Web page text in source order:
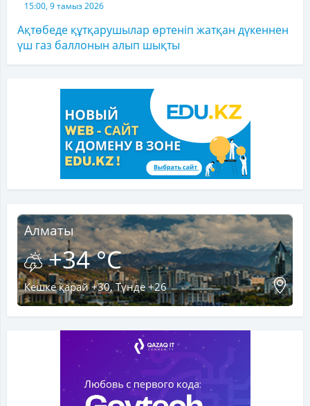
15:00, 9 тамыз 2026
Ақтөбеде құтқарушылар өртеніп жатқан дүкеннен
үш газ баллонын алып шықты
Алматы
+34 °C
Кешке қарай +30, Түнде +26